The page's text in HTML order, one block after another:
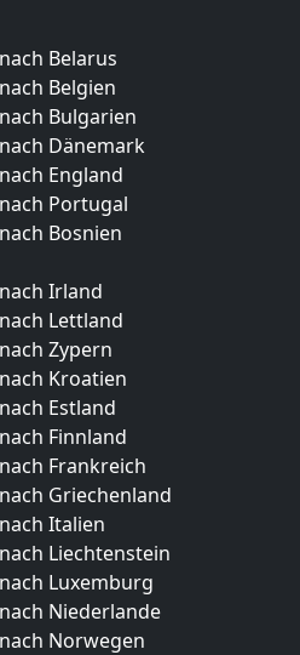
Belarus
Belgien
Bulgarien
Dänemark
England
Portugal
Bosnien
Irland
Lettland
Zypern
Kroatien
Estland
Finnland
Frankreich
Griechenland
Italien
Liechtenstein
Luxemburg
Niederlande
Norwegen